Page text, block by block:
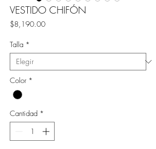
VESTIDO CHIFÓN
$8,190.00Precio
Talla *
Color *
Cantidad *